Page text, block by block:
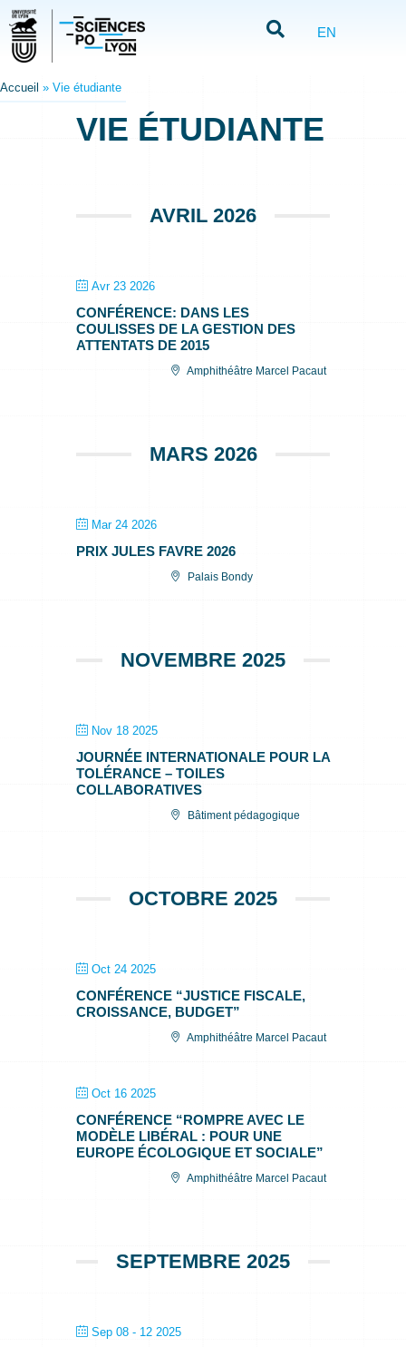
EN
Accueil » Vie étudiante
VIE ÉTUDIANTE
AVRIL 2026
Avr 23 2026
CONFÉRENCE: DANS LES
COULISSES DE LA GESTION DES
ATTENTATS DE 2015
Amphithéâtre Marcel Pacaut
MARS 2026
Mar 24 2026
PRIX JULES FAVRE 2026
Palais Bondy
NOVEMBRE 2025
Nov 18 2025
JOURNÉE INTERNATIONALE POUR LA
TOLÉRANCE – TOILES
COLLABORATIVES
Bâtiment pédagogique
OCTOBRE 2025
Oct 24 2025
CONFÉRENCE “JUSTICE FISCALE,
CROISSANCE, BUDGET”
Amphithéâtre Marcel Pacaut
Oct 16 2025
CONFÉRENCE “ROMPRE AVEC LE
MODÈLE LIBÉRAL : POUR UNE
EUROPE ÉCOLOGIQUE ET SOCIALE”
Amphithéâtre Marcel Pacaut
SEPTEMBRE 2025
Sep 08 - 12 2025